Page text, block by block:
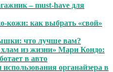
– must-have для
кожи: как выбрать «свой»
что лучше вам?
из жизни» Мари Кондо:
в авто
органайзера в